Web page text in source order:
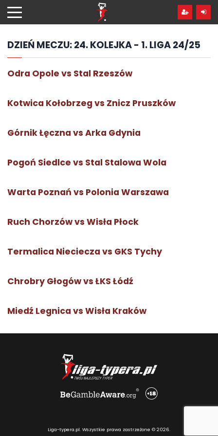
hdo
treści
DZIEŃ MECZU:24. KOLEJKA - 1. LIGA 24/25
Odra Opole vs Stal Rzeszów
Kotwica Kołobrzeg vs Znicz Pruszków
Górnik Łęczna vs Arka Gdynia
Pogoń Siedlce vs Stal Stalowa Wola
Warta Poznań vs Polonia Warszawa
Ruch Chorzów vs Wisła Płock
Termalica Nieciecza vs GKS Tychy
Chrobry Głogów vs ŁKS Łódź
Miedź Legnica vs Wisła Kraków
Liga-typera.pl. Wszystkie prawa zastrzeżone © 2026.